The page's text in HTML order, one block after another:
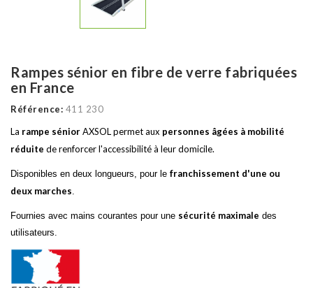
Rampes sénior en fibre de verre fabriquées
en France
Référence: 411 230
La rampe séniorAXSOL permet aux personnes âgées à mobilité
réduite de renforcer l'accessibilité à leur domicile.
Disponibles en deux longueurs, pour le franchissement d'une ou
deux marches
Fournies avec mains courantes pour une sécurité maximale des
utilisateurs.